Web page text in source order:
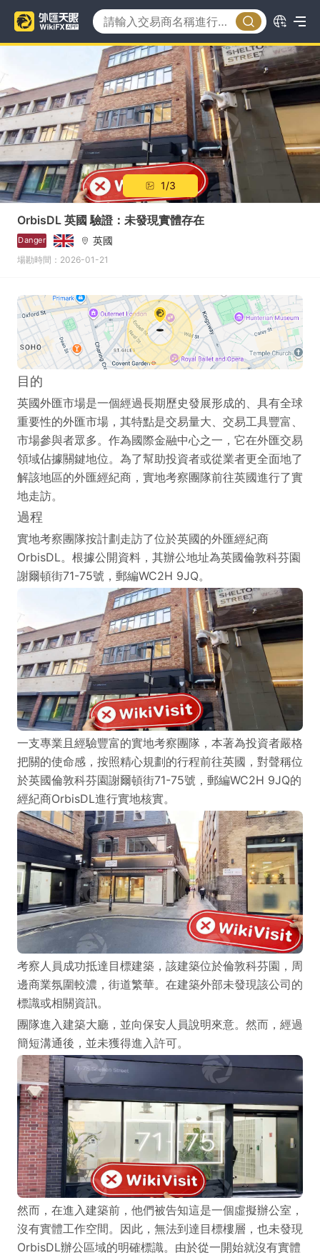
1/3
OrbisDL 英國 驗證：未發現實體存在
Danger 英國
場勘時間：2026-01-21
目的
英國外匯市場是一個經過長期歷史發展形成的、具有全球
重要性的外匯市場，其特點是交易量大、交易工具豐富、
市場參與者眾多。作為國際金融中心之一，它在外匯交易
領域佔據關鍵地位。為了幫助投資者或從業者更全面地了
解該地區的外匯經紀商，實地考察團隊前往英國進行了實
地走訪。
過程
實地考察團隊按計劃走訪了位於英國的外匯經紀商
OrbisDL。根據公開資料，其辦公地址為英國倫敦科芬園
謝爾頓街71-75號，郵編WC2H 9JQ。
一支專業且經驗豐富的實地考察團隊，本著為投資者嚴格
把關的使命感，按照精心規劃的行程前往英國，對聲稱位
於英國倫敦科芬園謝爾頓街71-75號，郵編WC2H 9JQ的
經紀商OrbisDL進行實地核實。
考察人員成功抵達目標建築，該建築位於倫敦科芬園，周
邊商業氛圍較濃，街道繁華。在建築外部未發現該公司的
標識或相關資訊。
團隊進入建築大廳，並向保安人員說明來意。然而，經過
簡短溝通後，並未獲得進入許可。
然而，在進入建築前，他們被告知這是一個虛擬辦公室，
沒有實體工作空間。因此，無法到達目標樓層，也未發現
OrbisDL辦公區域的明確標識。由於從一開始就沒有實體